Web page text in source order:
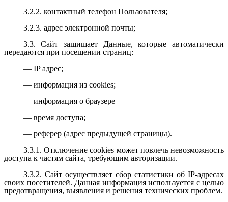
3.2.2. контактный телефон Пользователя;
3.2.3. адрес электронной почты;
3.3. Сайт защищает Данные, которые автоматически
передаются при посещении страниц:
— IP адрес;
— информация из cookies;
— информация о браузере
— время доступа;
— реферер (адрес предыдущей страницы).
3.3.1. Отключение cookies может повлечь невозможность
доступа к частям сайта, требующим авторизации.
3.3.2. Сайт осуществляет сбор статистики об IP-адресах
своих посетителей. Данная информация используется с целью
предотвращения, выявления и решения технических проблем.